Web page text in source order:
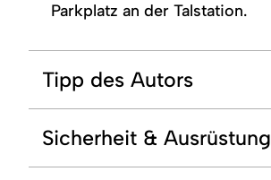
Parkplatz an der Talstation.
Tipp des Autors
Sicherheit & Ausrüstung